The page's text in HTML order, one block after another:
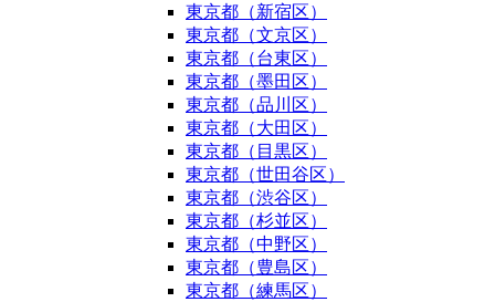
東京都（新宿区）
東京都（文京区）
東京都（台東区）
東京都（墨田区）
東京都（品川区）
東京都（大田区）
東京都（目黒区）
東京都（世田谷区）
東京都（渋谷区）
東京都（杉並区）
東京都（中野区）
東京都（豊島区）
東京都（練馬区）